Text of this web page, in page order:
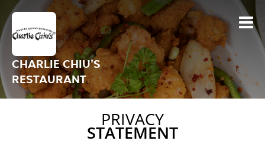
CHARLIE CHIU'S
RESTAURANT
PRIVACY
STATEMENT